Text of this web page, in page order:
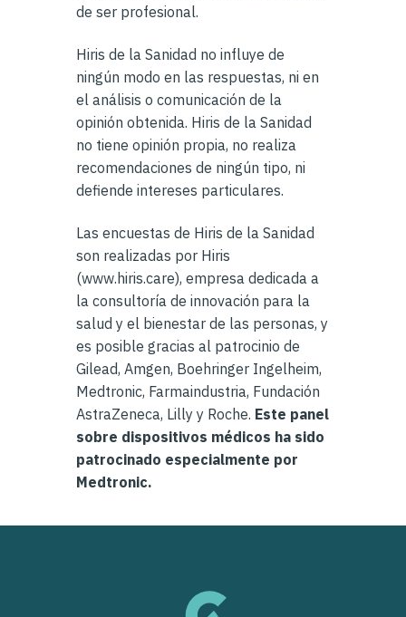
de ser profesional.
Hiris de la Sanidad no influye de
ningún modo en las respuestas, ni en
el análisis o comunicación de la
opinión obtenida. Hiris de la Sanidad
no tiene opinión propia, no realiza
recomendaciones de ningún tipo, ni
defiende intereses particulares.
Las encuestas de Hiris de la Sanidad
son realizadas por Hiris
(www.hiris.care), empresa dedicada a
la consultoría de innovación para la
salud y el bienestar de las personas, y
es posible gracias al patrocinio de
Gilead, Amgen, Boehringer Ingelheim,
Medtronic, Farmaindustria, Fundación
AstraZeneca, Lilly y Roche. Este panel
sobre dispositivos médicos ha sido
patrocinado especialmente por
Medtronic.